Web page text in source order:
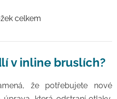
Ovládací prvky výpisu
celkem
v inline bruslích?
že potřebujete nové